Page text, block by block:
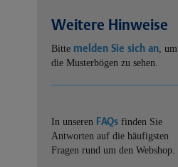
Weitere Hinweise
Bitte melden Sie sich an, um
die Musterbögen zu sehen.
In unseren FAQs finden Sie
Antworten auf die häufigsten
Fragen rund um den Webshop.